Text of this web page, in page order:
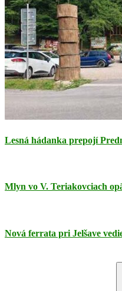
Lesná hádanka prepojí
Mlyn vo V. Teriakovciach
Nová ferrata pri Jelšave